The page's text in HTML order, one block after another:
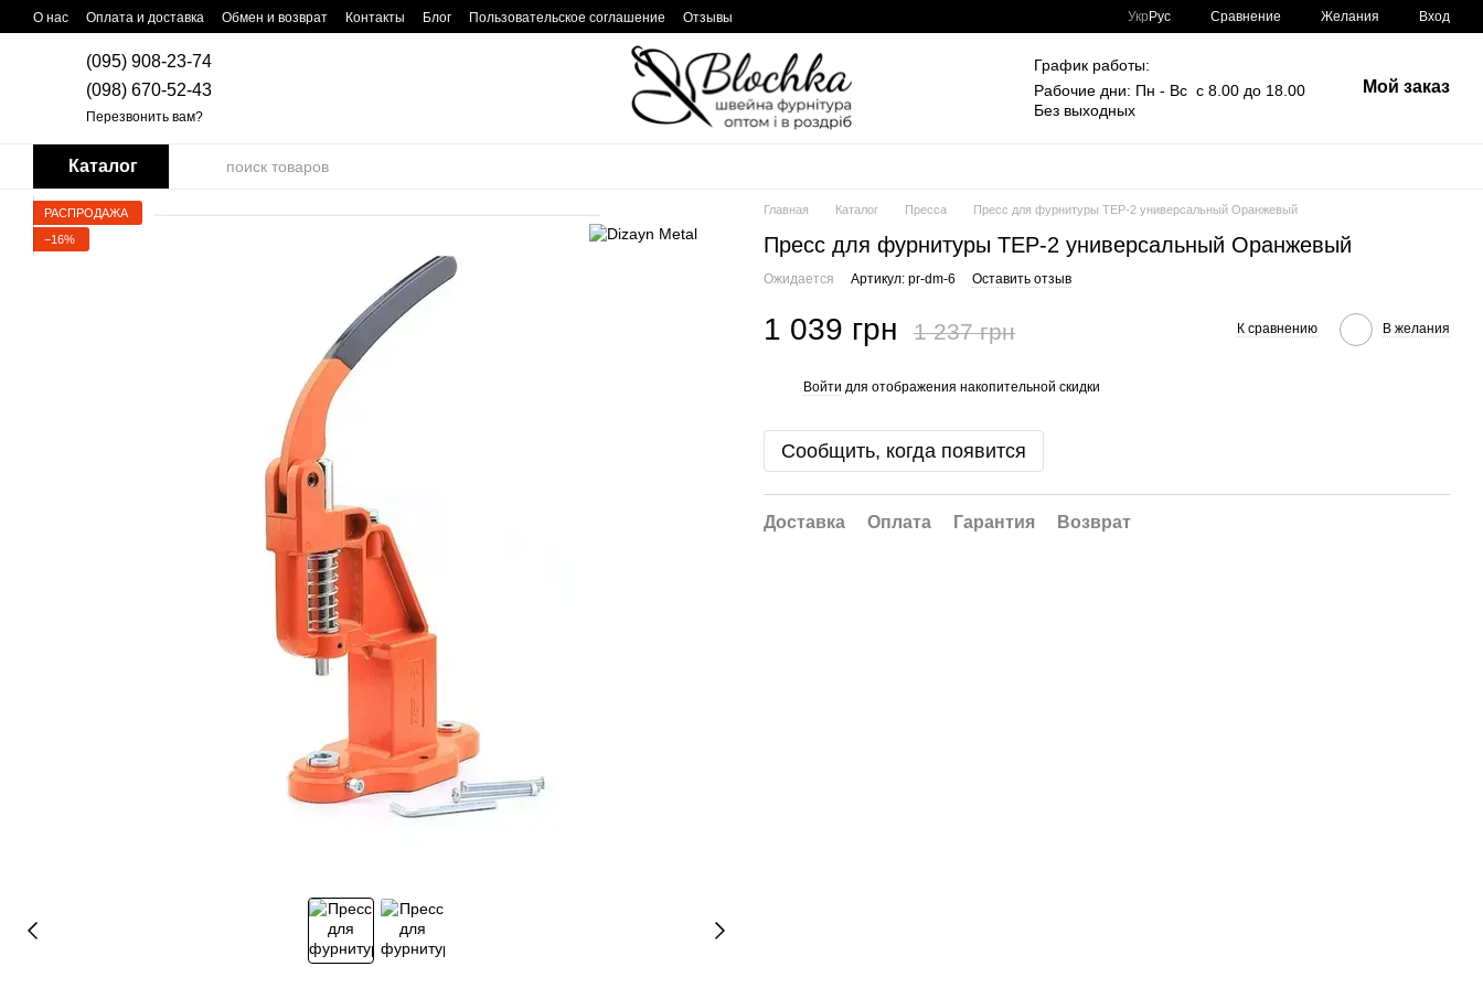
Перейти к основному контенту
О нас Оплата и доставка Обмен и возврат Контакты Блог Пользовательское соглашение Отзывы Укр Рус Сравнение Желания Вход
(095) 908-23-74
(098) 670-52-43
Перезвонить вам?
График работы:
Рабочие дни: Пн - Вс с 8.00 до 18.00
Без выходных
Мой заказ
Каталог
РАСПРОДАЖА
−16%
Главная Каталог Пресса Пресс для фурнитуры TEP-2 универсальный Оранжевый
Пресс для фурнитуры TEP-2 универсальный Оранжевый
Ожидается Артикул: pr-dm-6 Оставить отзыв
1 039 грн 1 237 грн К сравнению В желания
Войти для отображения накопительной скидки
Сообщить, когда появится
Доставка Оплата Гарантия Возврат